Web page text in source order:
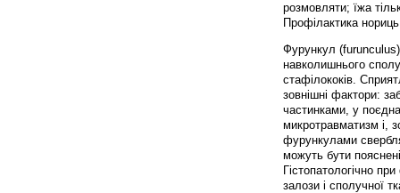
розмовляти; їжа
Профілактика
Фурункул (furunculus)
навколишнього
стафілококів.
зовнішні фактори:
частинками, у
микротравматизм і,
фурункулами
можуть бути
Гістопатологічно
залози і сполучної